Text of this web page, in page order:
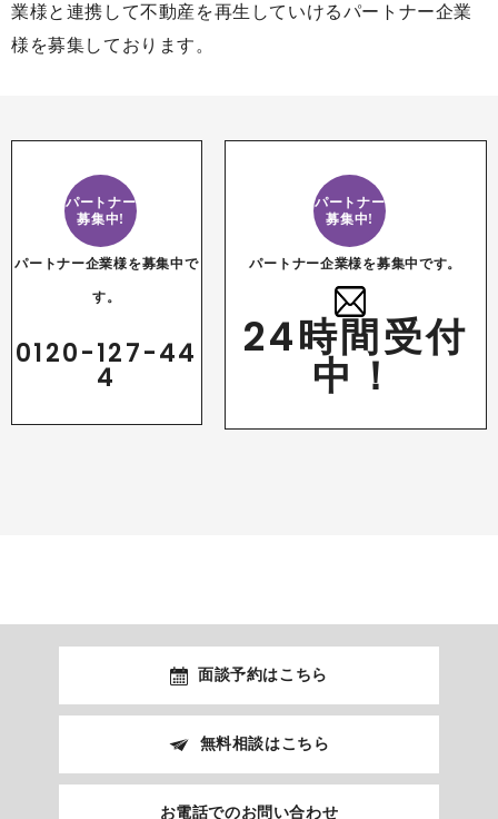
業様と連携して不動産を再生していけるパートナー企業
様を募集しております。
パートナー
募集中!
パートナー企業様を募集中で
す。
0120-127-44
4
パートナー
募集中!
パートナー企業様を募集中です。
24時間受付
中！
面談予約はこちら
無料相談はこちら
お電話でのお問い合わせ